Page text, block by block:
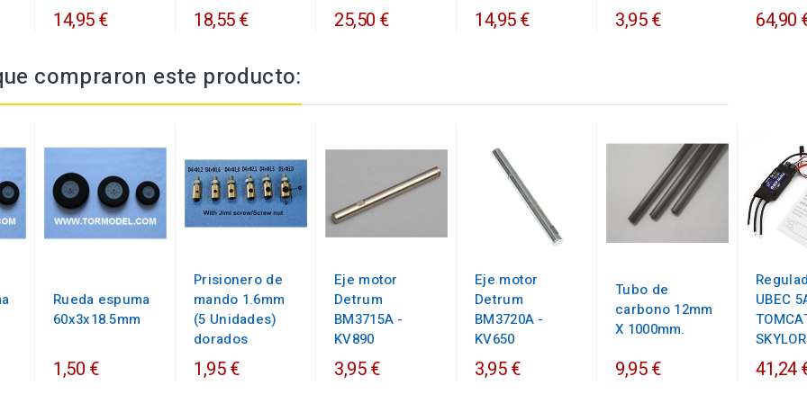
14,95 € 18,55 € 25,50 € 14,95 € 3,95 € 64,90
compraron este producto:
Rueda espuma
60x3x18.5mm
1,50 €
Prisionero de
mando 1.6mm
(5 Unidades)
dorados
1,95 €
Eje motor
Detrum
BM3715A -
KV890
3,95 €
Eje motor
Detrum
BM3720A -
KV650
3,95 €
Tubo de
carbono 12mm
X 1000mm.
9,95 €
UBEC
41,24